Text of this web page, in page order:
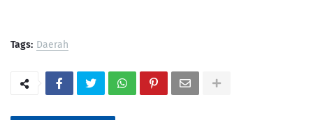
Tags: Daerah